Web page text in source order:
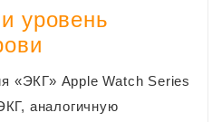
уровень
«ЭКГ» Apple Watch Series
аналогичную